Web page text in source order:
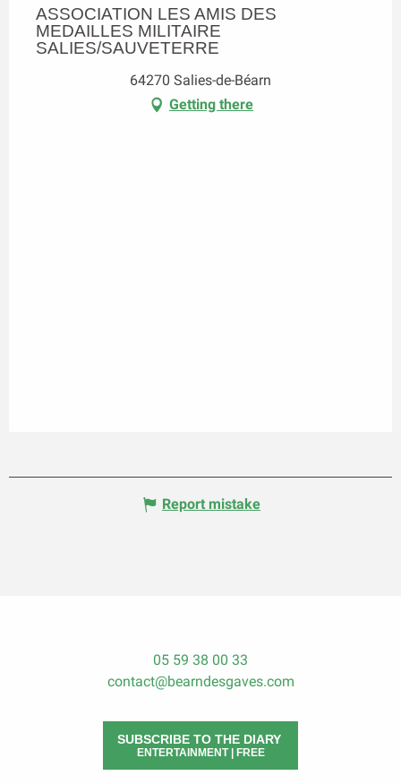
ASSOCIATION LES AMIS DES
MEDAILLES MILITAIRE
SALIES/SAUVETERRE
64270 Salies-de-Béarn
Getting there
Report mistake
05 59 38 00 33
contact@bearndesgaves.com
SUBSCRIBE TO THE DIARY
ENTERTAINMENT | FREE